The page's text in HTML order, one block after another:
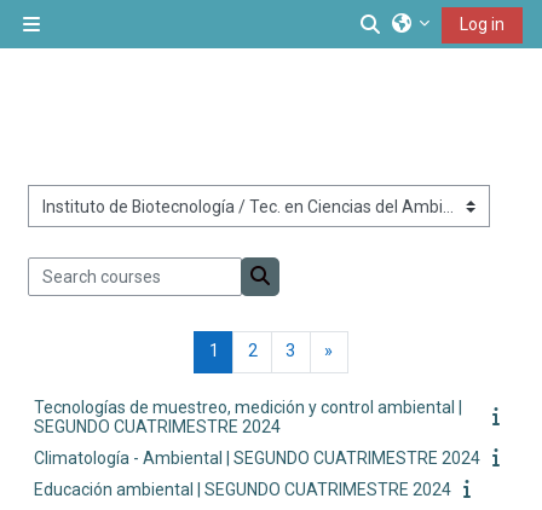
Toggle search
Log in
Course categories
Search courses
Search courses
1 Page 1
2Page 2
3 Page 3
»Next page
Tecnologías de muestreo, medición y control ambiental |
SEGUNDO CUATRIMESTRE 2024
Climatología - Ambiental | SEGUNDO CUATRIMESTRE 2024
Educación ambiental | SEGUNDO CUATRIMESTRE 2024